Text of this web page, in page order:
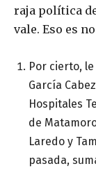
raja política
vale. Eso es
Por cierto,
García
Hospitales
de
Laredo y
pasada,